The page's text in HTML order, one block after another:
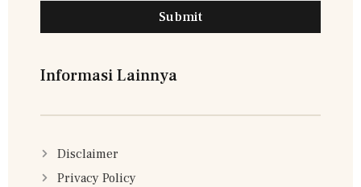
Submit
Informasi Lainnya
Disclaimer
Privacy Policy